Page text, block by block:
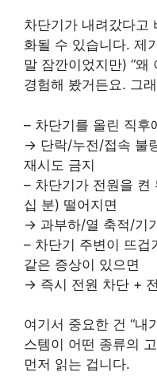
차단기가 내려갔다고
화될 수 있습니다. 제
말 잠깐이었지만) “왜
경험해 봤거든요. 그
– 차단기를 올린 직후
→ 단락/누전/접속 불
재시도 금지
– 차단기가 전원을 켠
십 분) 떨어지면
→ 과부하/열 축적/기
– 차단기 주변이 뜨겁
같은 증상이 있으면
→ 즉시 전원 차단 +
여기서 중요한 건 “내
스템이 어떤 종류의
먼저 읽는 겁니다.